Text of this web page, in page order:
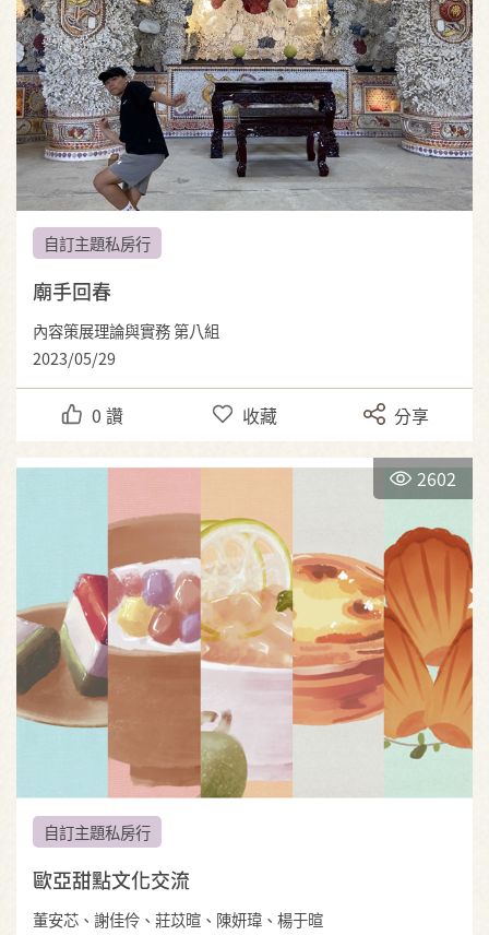
自訂主題私房行
廟手回春
內容策展理論與實務 第八組
2023/05/29
0 讚 收藏 分享
2602
自訂主題私房行
歐亞甜點文化交流
董安芯、謝佳伶、莊苡暄、陳妍瑋、楊于暄